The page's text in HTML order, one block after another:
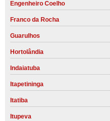
Engenheiro Coelho
Franco da Rocha
Guarulhos
Hortolândia
Indaiatuba
Itapetininga
Itatiba
Itupeva